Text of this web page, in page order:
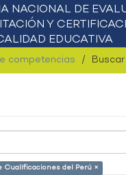
competencias Buscar
Cualificaciones del Perú ×